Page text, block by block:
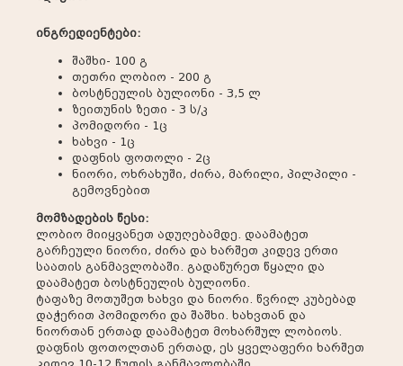
ინგრედიენტები:
შაშხი- 100 გ
თეთრი ლობიო - 200 გ
ბოსტნეულის ბულიონი - 3,5 ლ
ზეითუნის ზეთი - 3 ს/კ
პომიდორი - 1ც
ხახვი - 1ც
დაფნის ფოთოლი - 2ც
ნიორი, ოხრახუში, ძირა, მარილი, პილპილი -
გემოვნებით
მომზადების წესი:
ლობიო მიიყვანეთ ადუღებამდე. დაამატეთ
გარჩეული ნიორი, ძირა და ხარშეთ კიდევ ერთი
საათის განმავლობაში. გადაწურეთ წყალი და
დაამატეთ ბოსტნეულის ბულიონი.
ტაფაზე მოთუშეთ ხახვი და ნიორი. წვრილ კუბებად
დაჭერით პომიდორი და შაშხი. ხახვთან და
ნიორთან ერთად დაამატეთ მოხარშულ ლობიოს.
დაფნის ფოთოლთან ერთად, ეს ყველაფერი ხარშეთ